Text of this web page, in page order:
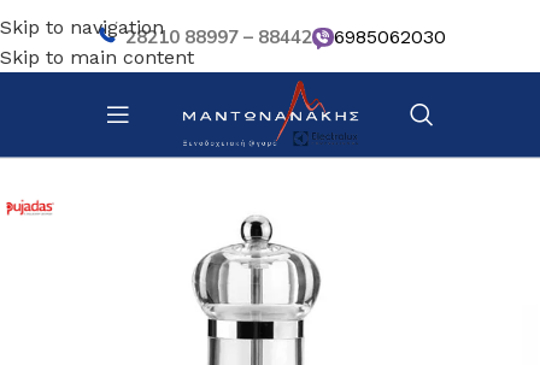
Skip to navigation
Skip to main content
28210 88997 – 88442 6985062030
Αρχική σελίδα/